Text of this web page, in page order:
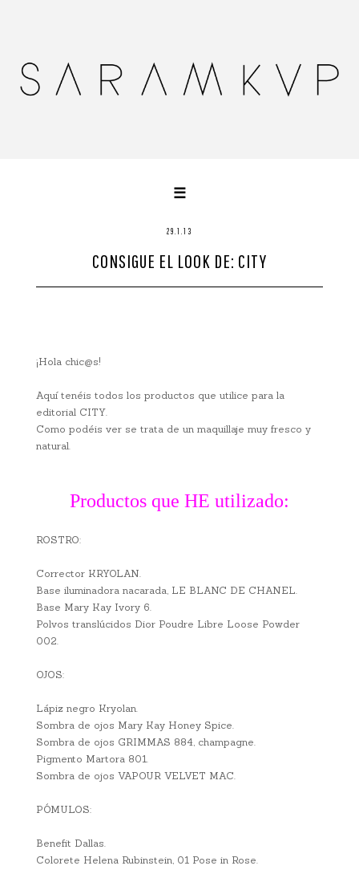
☰
HOME
SOBRE MÍ
BLOGROLL
29.1.13
CONSIGUE EL LOOK DE: CITY
¡Hola chic@s!
Aquí tenéis todos los productos que utilice para la
editorial CITY.
Como podéis ver se trata de un maquillaje muy fresco y
natural.
Productos que HE utilizado:
ROSTRO:
Corrector KRYOLAN.
Base iluminadora nacarada, LE BLANC DE CHANEL.
Base Mary Kay Ivory 6.
Polvos translúcidos Dior Poudre Libre Loose Powder
002.
OJOS:
Lápiz negro Kryolan.
Sombra de ojos Mary Kay Honey Spice.
Sombra de ojos GRIMMAS 884, champagne.
Pigmento Martora 801.
Sombra de ojos VAPOUR VELVET MAC.
PÓMULOS:
Benefit Dallas.
Colorete Helena Rubinstein, 01 Pose in Rose.